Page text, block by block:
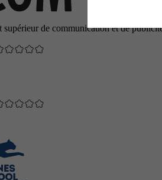
de communication et de